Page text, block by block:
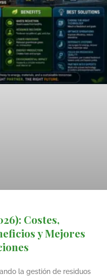
Costes,
y Mejores
la gestión de residuos